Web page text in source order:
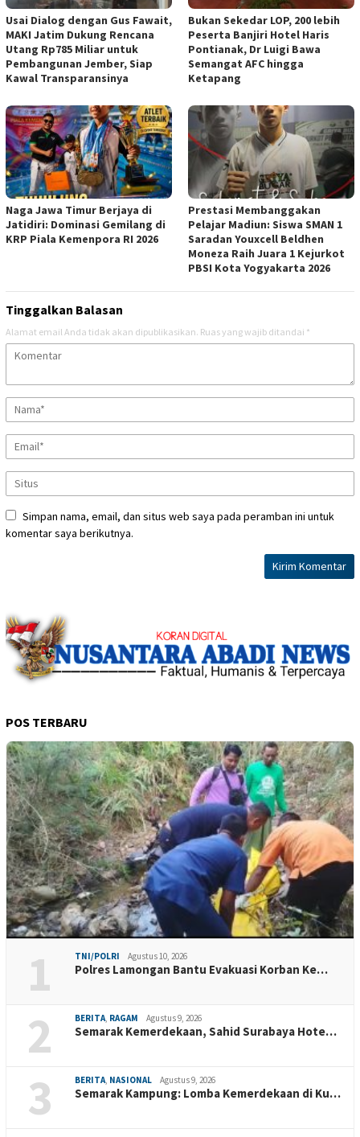
Usai Dialog dengan Gus Fawait,
MAKI Jatim Dukung Rencana
Utang Rp785 Miliar untuk
Pembangunan Jember, Siap
Kawal Transparansinya
Bukan Sekedar LOP, 200 lebih
Peserta Banjiri Hotel Haris
Pontianak, Dr Luigi Bawa
Semangat AFC hingga
Ketapang
Naga Jawa Timur Berjaya di
Jatidiri: Dominasi Gemilang di
KRP Piala Kemenpora RI 2026
Prestasi Membanggakan
Pelajar Madiun: Siswa SMAN 1
Saradan Youxcell Beldhen
Moneza Raih Juara 1 Kejurkot
PBSI Kota Yogyakarta 2026
Tinggalkan Balasan
Alamat email Anda tidak akan dipublikasikan. Ruas yang wajib ditandai *
Simpan nama, email, dan situs web saya pada peramban ini untuk
komentar saya berikutnya.
POS TERBARU
1 TNI/POLRI Agustus 10, 2026
Polres Lamongan Bantu Evakuasi Korban Ke…
2 BERITA, RAGAM Agustus 9, 2026
Semarak Kemerdekaan, Sahid Surabaya Hote…
3 BERITA, NASIONAL Agustus 9, 2026
Semarak Kampung: Lomba Kemerdekaan di Ku…